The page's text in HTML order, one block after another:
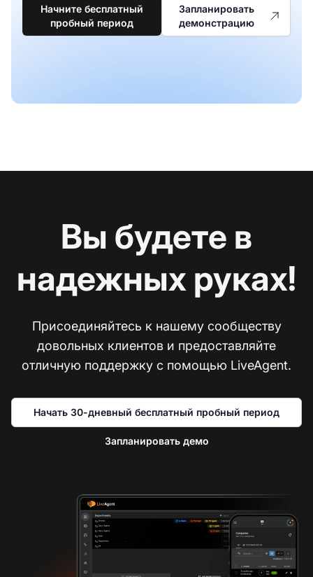
Начните бесплатный
пробный период
Запланировать
демонстрацию
Вы будете в
надежных руках!
Присоединяйтесь к нашему сообществу
довольных клиентов и предоставляйте
отличную поддержку с помощью LiveAgent.
Начать 30-дневный бесплатный пробный период
Запланировать демо